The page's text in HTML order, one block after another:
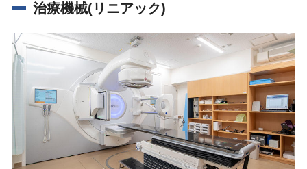
治療機械(リニアック)